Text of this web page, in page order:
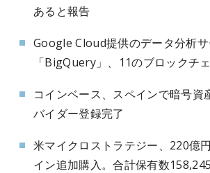
あると報告
Google Cloud提供のデータ分析
「BigQuery」、11のブロックチ
コインベース、スペインで暗号資
バイダー登録完了
米マイクロストラテジー、220億
イン追加購入。合計保有数